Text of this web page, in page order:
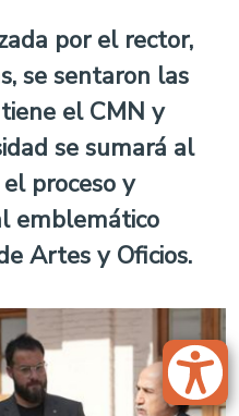
por el rector,
se sentaron las
el CMN y
se sumará al
proceso y
emblemático
Artes y Oficios.